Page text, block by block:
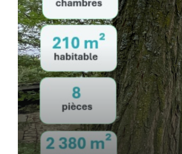
Actualités
Newsletter
Honoraires
Contact